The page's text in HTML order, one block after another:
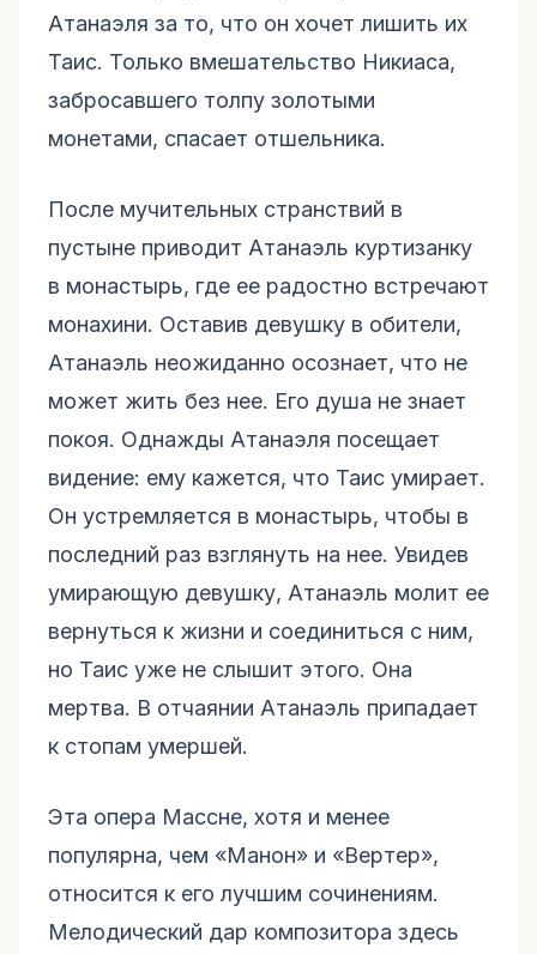
Атанаэля за то, что он хочет лишить их
Таис. Только вмешательство Никиаса,
забросавшего толпу золотыми
монетами, спасает отшельника.
После мучительных странствий в
пустыне приводит Атанаэль куртизанку
в монастырь, где ее радостно встречают
монахини. Оставив девушку в обители,
Атанаэль неожиданно осознает, что не
может жить без нее. Его душа не знает
покоя. Однажды Атанаэля посещает
видение: ему кажется, что Таис умирает.
Он устремляется в монастырь, чтобы в
последний раз взглянуть на нее. Увидев
умирающую девушку, Атанаэль молит ее
вернуться к жизни и соединиться с ним,
но Таис уже не слышит этого. Она
мертва. В отчаянии Атанаэль припадает
к стопам умершей.
Эта опера Массне, хотя и менее
популярна, чем «Манон» и «Вертер»,
относится к его лучшим сочинениям.
Мелодический дар композитора здесь